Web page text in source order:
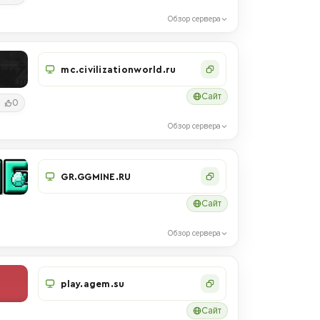
Обзор сервера
0
mc.civilizationworld.ru
Сайт
Обзор сервера
GR.GGMINE.RU
Сайт
Обзор сервера
play.agem.su
Сайт